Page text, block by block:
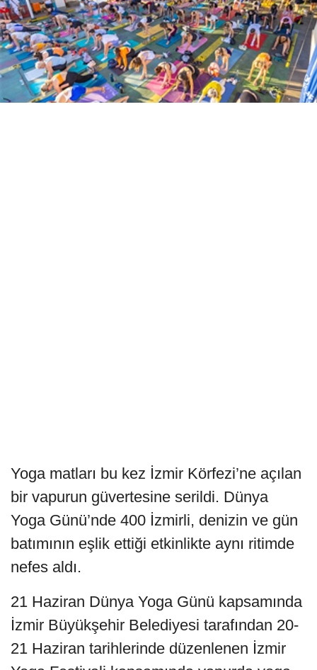
Yoga matları bu kez İzmir Körfezi’ne açılan
bir vapurun güvertesine serildi. Dünya
Yoga Günü’nde 400 İzmirli, denizin ve gün
batımının eşlik ettiği etkinlikte aynı ritimde
nefes aldı.
21 Haziran Dünya Yoga Günü kapsamında
İzmir Büyükşehir Belediyesi tarafından 20-
21 Haziran tarihlerinde düzenlenen İzmir